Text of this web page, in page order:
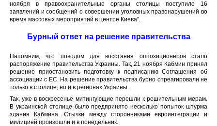
ноября в правоохранительные органы столицы поступило 16
заявлений и сообщений о совершении уголовных правонарушений во
время массовых мероприятий в центре Киева".
Бурный ответ на решение правительства
Напомним, что поводом для восстания оппозиционеров стало
распоряжение правительства Украины. Так, 21 ноября Кабмин принял
решение приостановить подготовку к подписанию Соглашения об
ассоциации с ЕС. На решение правительства бурно отреагировали не
только в столице, но и в регионах Украины.
Так, уже в воскресенье митингующие перешли к решительным мерам.
В украинской столице было предпринято несколько попыток штурма
здания Кабмина. Стычки между сторонниками евроинтеграции и
милицией произошли и в понедельник.